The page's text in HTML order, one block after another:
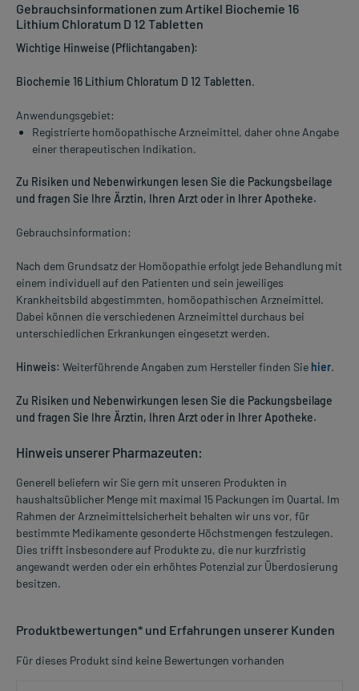
Gebrauchsinformationen zum Artikel Biochemie 16
Lithium Chloratum D 12 Tabletten
Wichtige Hinweise (Pflichtangaben):
Biochemie 16 Lithium Chloratum D 12 Tabletten.
Anwendungsgebiet:
Registrierte homöopathische Arzneimittel, daher ohne Angabe
einer therapeutischen Indikation.
Zu Risiken und Nebenwirkungen lesen Sie die Packungsbeilage
und fragen Sie Ihre Ärztin, Ihren Arzt oder in Ihrer Apotheke.
Gebrauchsinformation:
Nach dem Grundsatz der Homöopathie erfolgt jede Behandlung mit
einem individuell auf den Patienten und sein jeweiliges
Krankheitsbild abgestimmten, homöopathischen Arzneimittel.
Dabei können die verschiedenen Arzneimittel durchaus bei
unterschiedlichen Erkrankungen eingesetzt werden.
Hinweis: Weiterführende Angaben zum Hersteller finden Sie hier.
Zu Risiken und Nebenwirkungen lesen Sie die Packungsbeilage
und fragen Sie Ihre Ärztin, Ihren Arzt oder in Ihrer Apotheke.
Hinweis unserer Pharmazeuten:
Generell beliefern wir Sie gern mit unseren Produkten in
haushaltsüblicher Menge mit maximal 15 Packungen im Quartal. Im
Rahmen der Arzneimittelsicherheit behalten wir uns vor, für
bestimmte Medikamente gesonderte Höchstmengen festzulegen.
Dies trifft insbesondere auf Produkte zu, die nur kurzfristig
angewandt werden oder ein erhöhtes Potenzial zur Überdosierung
besitzen.
Produktbewertungen* und Erfahrungen unserer Kunden
Für dieses Produkt sind keine Bewertungen vorhanden